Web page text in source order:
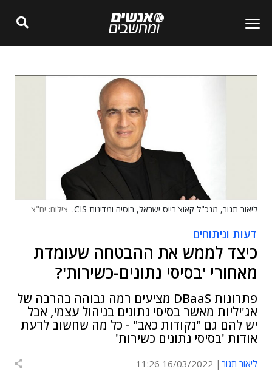
ליאור תגור, מנכ"ל קאוצ'בייס ישראל, רוסיה ומדינות CIS. צילום: יח"צ
דעות וניתוחים
כיצד לממש את ההבטחה שעומדת
מאחורי 'בסיסי נתונים-כשירות'?
פתרונות DBaaS מציעים רמה גבוהה בהרבה של
אג'יליות מאשר בסיסי נתונים בניהול עצמי, אבל
יש להם גם "נקודות כאב" - כל מה שחשוב לדעת
אודות 'בסיסי נתונים כשירות'
ליאור תגור 16/03/2022 11:26